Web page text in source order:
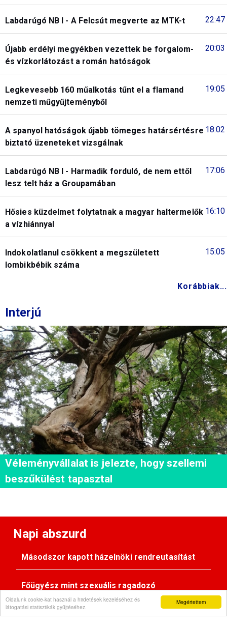
Megértettem
Oldalunk cookie-kat használ a hirdetések kezeléséhez és
látogatási statisztikák gyűjtéséhez.
22:47
Labdarúgó NB I - A Felcsút megverte az MTK-t
20:03
Újabb erdélyi megyékben vezettek be forgalom-
és vízkorlátozást a román hatóságok
19:05
Legkevesebb 160 műalkotás tűnt el a flamand
nemzeti műgyűjteményből
18:02
A spanyol hatóságok újabb tömeges határsértésre
biztató üzeneteket vizsgálnak
17:06
Labdarúgó NB I - Harmadik forduló, de nem ettől
lesz telt ház a Groupamában
16:10
Hősies küzdelmet folytatnak a magyar haltermelők
a vízhiánnyal
15:05
Indokolatlanul csökkent a megszületett
lombikbébik száma
Korábbiak...
Interjú
Véleményvállalat is jelezte, hogy szellemi
beszűkülést tapasztal
Napi abszurd
Másodszor kapott házelnöki rendreutasítást
Főügyész mint szexuális ragadozó
Pimasz önkényúr